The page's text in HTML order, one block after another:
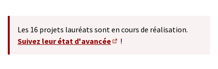
Les 16 projets lauréats sont en cours de réalisation.
Suivez leur état d'avancée
!